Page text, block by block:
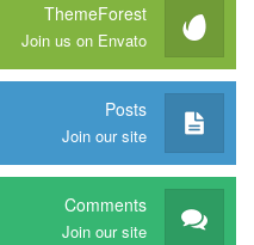
ThemeForest
Join us on Envato
Posts
Join our site
Comments
Join our site